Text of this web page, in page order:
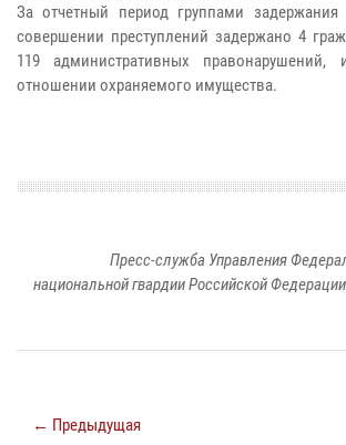
За отчетный период группами
совершении преступлений задержано 4
119 административных
отношении охраняемого имущества.
Пресс-служба Управления
национальной гвардии Российской
← Предыдущая